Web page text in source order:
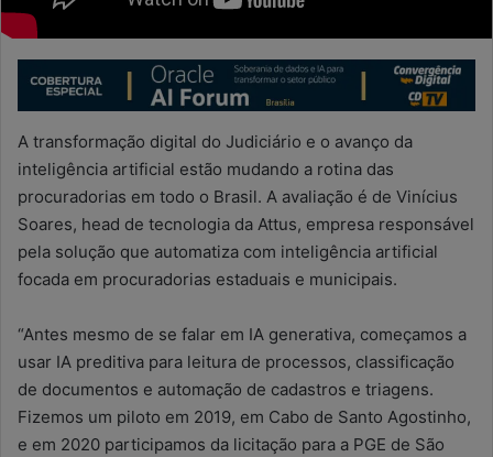
A transformação digital do Judiciário e o avanço da
inteligência artificial estão mudando a rotina das
procuradorias em todo o Brasil. A avaliação é de Vinícius
Soares, head de tecnologia da Attus, empresa responsável
pela solução que automatiza com inteligência artificial
focada em procuradorias estaduais e municipais.
“Antes mesmo de se falar em IA generativa, começamos a
usar IA preditiva para leitura de processos, classificação
de documentos e automação de cadastros e triagens.
Fizemos um piloto em 2019, em Cabo de Santo Agostinho,
e em 2020 participamos da licitação para a PGE de São